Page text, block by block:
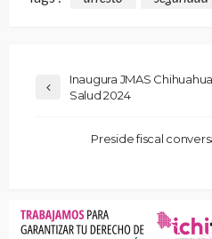
Inaugura JMAS
Salud 2024
Preside fiscal